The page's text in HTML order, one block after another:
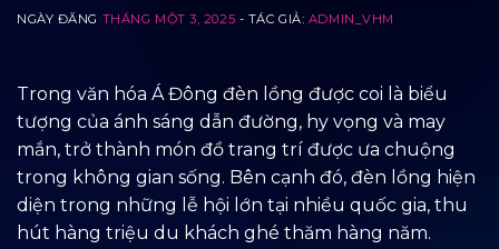
NGÀY ĐĂNG THÁNG MỘT 3, 2025 - TÁC GIẢ: ADMIN_VHM
Trong văn hóa Á Đông đèn lồng được coi là biểu
tượng của ánh sáng dẫn đường, hy vọng và may
mắn, trở thành món đồ trang trí được ưa chuộng
trong không gian sống. Bên cạnh đó, đèn lồng hiện
diện trong những lễ hội lớn tại nhiều quốc gia, thu
hút hàng triệu du khách ghé thăm hàng năm.